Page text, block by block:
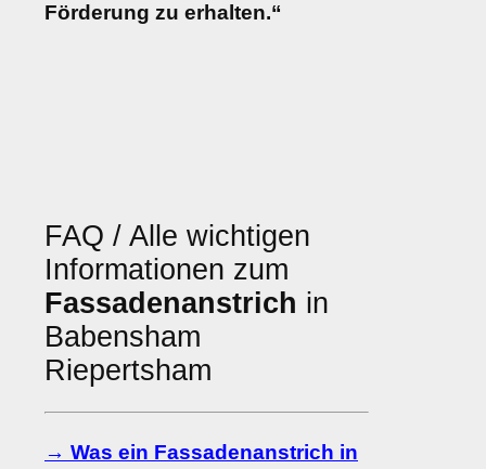
Förderung zu erhalten.“
FAQ / Alle wichtigen
Informationen zum
Fassadenanstrich in
Babensham
Riepertsham
→ Was ein Fassadenanstrich in